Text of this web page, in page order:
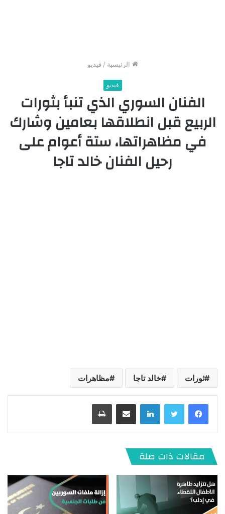
الرئيسية / فيديو
فيديو
الفنان السوري الذي تنبأ بثورات
الربيع قبل انطلاقها بعامين وشارك
في مظاهراتها، ستة أعوام على
رحيل الفنان خالد تاجا
ثورات خالد تاجا مظاهرات
لينكدإن
مقالات ذات صلة